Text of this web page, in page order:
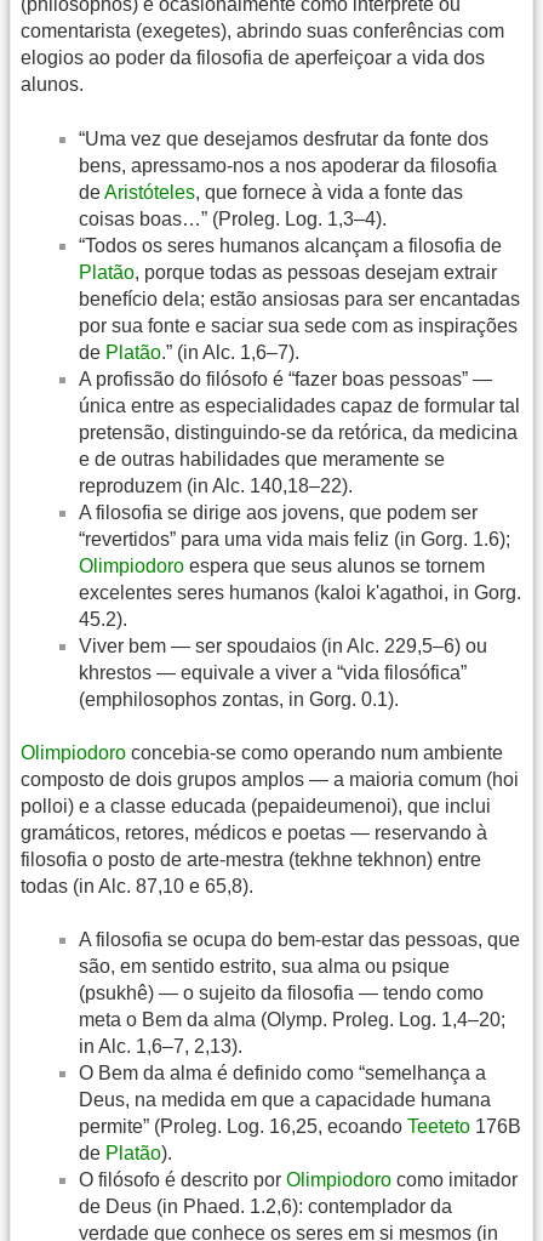
(philosophos) e ocasionalmente como intérprete ou
comentarista (exegetes), abrindo suas conferências com
elogios ao poder da filosofia de aperfeiçoar a vida dos
alunos.
“Uma vez que desejamos desfrutar da fonte dos
bens, apressamo-nos a nos apoderar da filosofia
deAristóteles, que fornece à vida a fonte das
coisas boas…” (Proleg. Log. 1,3–4).
“Todos os seres humanos alcançam a filosofia de
Platão, porque todas as pessoas desejam extrair
benefício dela; estão ansiosas para ser encantadas
por sua fonte e saciar sua sede com as inspirações
de Platão.” (in Alc. 1,6–7).
A profissão do filósofo é “fazer boas pessoas” —
única entre as especialidades capaz de formular tal
pretensão, distinguindo-se da retórica, da medicina
e de outras habilidades que meramente se
reproduzem (in Alc. 140,18–22).
A filosofia se dirige aos jovens, que podem ser
“revertidos” para uma vida mais feliz (in Gorg. 1.6);
Olimpiodoro espera que seus alunos se tornem
excelentes seres humanos (kaloi k'agathoi, in Gorg.
45.2).
Viver bem — ser spoudaios (in Alc. 229,5–6) ou
khrestos — equivale a viver a “vida filosófica”
(emphilosophos zontas, in Gorg. 0.1).
Olimpiodoro concebia-se como operando num ambiente
composto de dois grupos amplos — a maioria comum (hoi
polloi) e a classe educada (pepaideumenoi), que inclui
gramáticos, retores, médicos e poetas — reservando à
filosofia o posto de arte-mestra (tekhne tekhnon) entre
todas (in Alc. 87,10 e 65,8).
A filosofia se ocupa do bem-estar das pessoas, que
são, em sentido estrito, sua alma ou psique
(psukhê) — o sujeito da filosofia — tendo como
meta o Bem da alma (Olymp. Proleg. Log. 1,4–20;
in Alc. 1,6–7, 2,13).
O Bem da alma é definido como “semelhança a
Deus, na medida em que a capacidade humana
permite” (Proleg. Log. 16,25, ecoando Teeteto 176B
de Platão).
O filósofo é descrito por Olimpiodoro como imitador
de Deus (in Phaed. 1.2,6): contemplador da
verdade que conhece os seres em si mesmos (in